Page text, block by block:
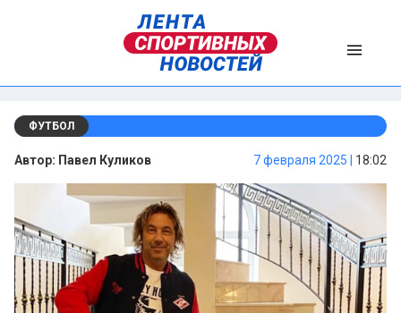
ФУТБОЛ
Автор: Павел Куликов 7 февраля 2025 | 18:02